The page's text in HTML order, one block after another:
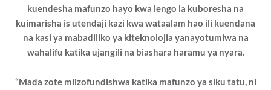
kuendesha mafunzo hayo kwa lengo la kuboresha na
kuimarisha is utendaji kazi kwa wataalam hao ili kuendana
na kasi ya mabadiliko ya kiteknolojia yanayotumiwa na
wahalifu katika ujangili na biashara haramu ya nyara.
“Mada zote mlizofundishwa katika mafunzo ya siku tatu, ni